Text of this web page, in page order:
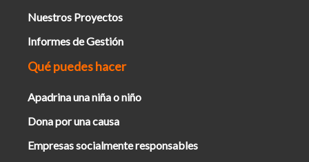
Nuestros Proyectos
Informes de Gestión
Qué puedes hacer
Apadrina una niña o niño
Dona por una causa
Empresas socialmente responsables